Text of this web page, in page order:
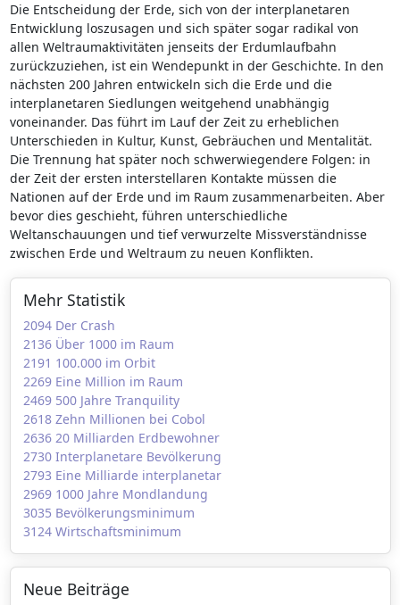
Die Entscheidung der Erde, sich von der interplanetaren
Entwicklung loszusagen und sich später sogar radikal von
allen Weltraumaktivitäten jenseits der Erdumlaufbahn
zurückzuziehen, ist ein Wendepunkt in der Geschichte. In den
nächsten 200 Jahren entwickeln sich die Erde und die
interplanetaren Siedlungen weitgehend unabhängig
voneinander. Das führt im Lauf der Zeit zu erheblichen
Unterschieden in Kultur, Kunst, Gebräuchen und Mentalität.
Die Trennung hat später noch schwerwiegendere Folgen: in
der Zeit der ersten interstellaren Kontakte müssen die
Nationen auf der Erde und im Raum zusammenarbeiten. Aber
bevor dies geschieht, führen unterschiedliche
Weltanschauungen und tief verwurzelte Missverständnisse
zwischen Erde und Weltraum zu neuen Konflikten.
Mehr Statistik
2094 Der Crash
2136 Über 1000 im Raum
2191 100.000 im Orbit
2269 Eine Million im Raum
2469 500 Jahre Tranquility
2618 Zehn Millionen bei Cobol
2636 20 Milliarden Erdbewohner
2730 Interplanetare Bevölkerung
2793 Eine Milliarde interplanetar
2969 1000 Jahre Mondlandung
3035 Bevölkerungsminimum
3124 Wirtschaftsminimum
Neue Beiträge